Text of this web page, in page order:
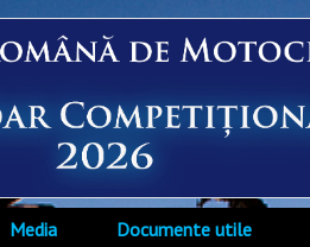
Media Documente utile